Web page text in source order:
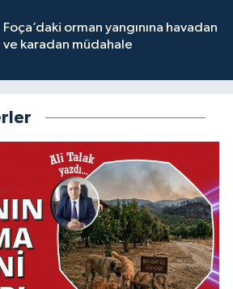
Foça’daki orman yangınına havadan
ve karadan müdahale